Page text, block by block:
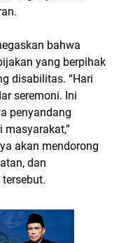
bahwa
yang berpihak
disabilitas. “Hari
seremoni. Ini
penyandang
akan mendorong
dan